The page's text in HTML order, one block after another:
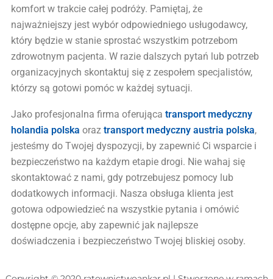
komfort w trakcie całej podróży. Pamiętaj, że
najważniejszy jest wybór odpowiedniego usługodawcy,
który będzie w stanie sprostać wszystkim potrzebom
zdrowotnym pacjenta. W razie dalszych pytań lub potrzeb
organizacyjnych skontaktuj się z zespołem specjalistów,
którzy są gotowi pomóc w każdej sytuacji.
Jako profesjonalna firma oferująca transport medyczny
holandia polska oraz transport medyczny austria polska,
jesteśmy do Twojej dyspozycji, by zapewnić Ci wsparcie i
bezpieczeństwo na każdym etapie drogi. Nie wahaj się
skontaktować z nami, gdy potrzebujesz pomocy lub
dodatkowych informacji. Nasza obsługa klienta jest
gotowa odpowiedzieć na wszystkie pytania i omówić
dostępne opcje, aby zapewnić jak najlepsze
doświadczenia i bezpieczeństwo Twojej bliskiej osoby.